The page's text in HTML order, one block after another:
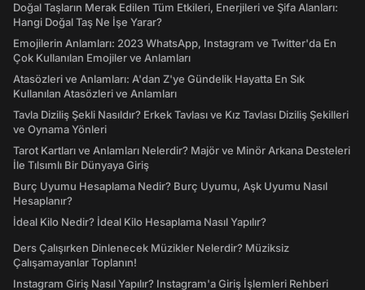
Doğal Taşların Merak Edilen Tüm Etkileri, Enerjileri ve Şifa Alanları:
Hangi Doğal Taş Ne İşe Yarar?
Emojilerin Anlamları: 2023 WhatsApp, Instagram ve Twitter'da En
Çok Kullanılan Emojiler ve Anlamları
Atasözleri ve Anlamları: A'dan Z'ye Gündelik Hayatta En Sık
Kullanılan Atasözleri ve Anlamları
Tavla Diziliş Şekli Nasıldır? Erkek Tavlası ve Kız Tavlası Diziliş Şekilleri
ve Oynama Yönleri
Tarot Kartları ve Anlamları Nelerdir? Majör ve Minör Arkana Desteleri
İle Tılsımlı Bir Dünyaya Giriş
Burç Uyumu Hesaplama Nedir? Burç Uyumu, Aşk Uyumu Nasıl
Hesaplanır?
İdeal Kilo Nedir? İdeal Kilo Hesaplama Nasıl Yapılır?
Ders Çalışırken Dinlenecek Müzikler Nelerdir? Müziksiz
Çalışamayanlar Toplanın!
Instagram Giriş Nasıl Yapılır? Instagram'a Giriş İşlemleri Rehberi